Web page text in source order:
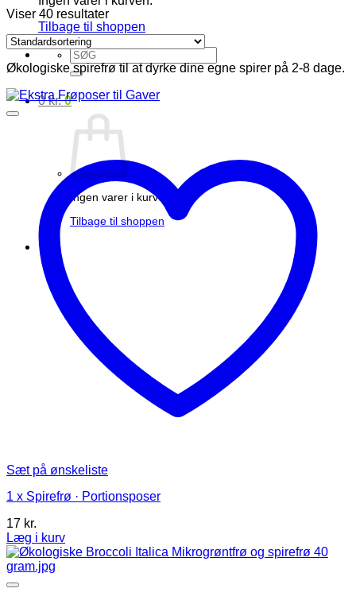
Tilbage til shoppen
Søg
efter:
0kr. 0
Ingen varer i kurven.
Tilbage til shoppen
Viser 40 resultater
Økologiske spirefrø til at dyrke dine egne spirer på 2-8 dage.
Sæt på ønskeliste
1 x Spirefrø · Portionsposer
17 kr.
Læg i kurv
Dette
vare
har